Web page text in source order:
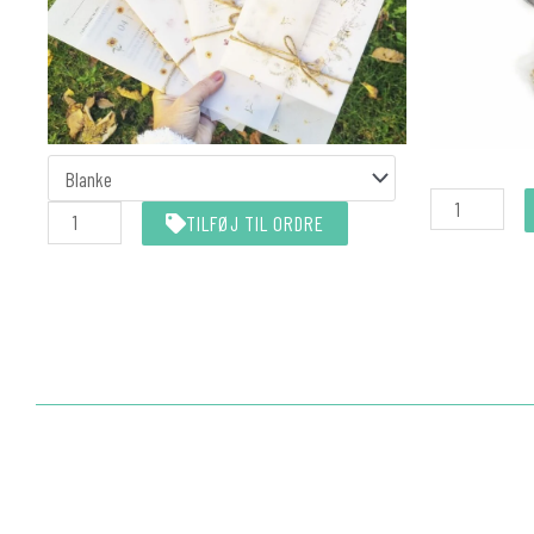
KALKEROMSLAG
MATCHER
INVITATIONEN
antal
TILFØJ TIL ORDRE
Nittetang
All-